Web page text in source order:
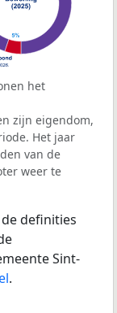
het
zijn eigendom,
Het jaar
van de
weer te
definities
Sint-
.